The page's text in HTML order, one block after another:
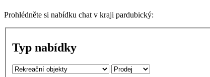
Prohlédněte si nabídku chat v kraji pardubický:
Typ nabídky